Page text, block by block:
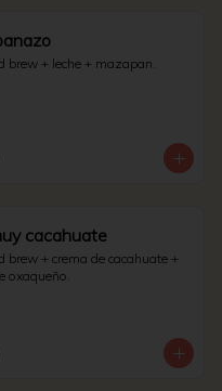
brew + leche + mazapan.
cacahuate
brew + crema de cacahuate +
oxaqueño.